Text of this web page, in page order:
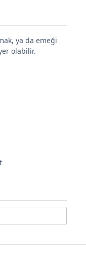
ya da emeği
olabilir.